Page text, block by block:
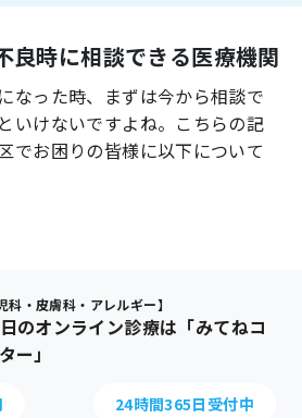
良時に相談できる医療機関
なった時、まずは今から相談で
いけないですよね。こちらの記
でお困りの皆様に以下について
科・皮膚科・アレルギー】
のオンライン診療は「みてねコ
ー」
24時間365日受付中